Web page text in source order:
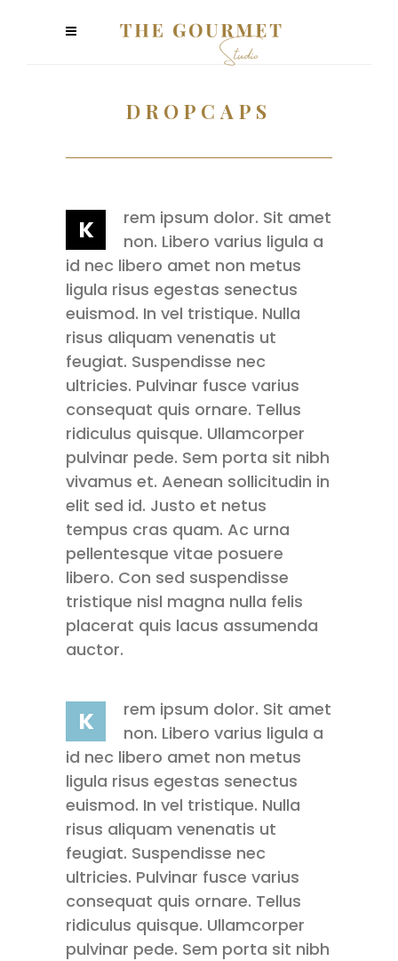
DROPCAPS
K
rem ipsum dolor. Sit amet
non. Libero varius ligula a
id nec libero amet non metus
ligula risus egestas senectus
euismod. In vel tristique. Nulla
risus aliquam venenatis ut
feugiat. Suspendisse nec
ultricies. Pulvinar fusce varius
consequat quis ornare. Tellus
ridiculus quisque. Ullamcorper
pulvinar pede. Sem porta sit nibh
vivamus et. Aenean sollicitudin in
elit sed id. Justo et netus
tempus cras quam. Ac urna
pellentesque vitae posuere
libero. Con sed suspendisse
tristique nisl magna nulla felis
placerat quis lacus assumenda
auctor.
K
rem ipsum dolor. Sit amet
non. Libero varius ligula a
id nec libero amet non metus
ligula risus egestas senectus
euismod. In vel tristique. Nulla
risus aliquam venenatis ut
feugiat. Suspendisse nec
ultricies. Pulvinar fusce varius
consequat quis ornare. Tellus
ridiculus quisque. Ullamcorper
pulvinar pede. Sem porta sit nibh